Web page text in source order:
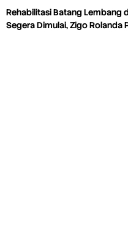
Rehabilitasi Batang Lembang
Segera Dimulai, Zigo Rolanda